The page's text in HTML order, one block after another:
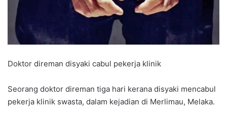
Doktor direman disyaki cabul pekerja klinik
Seorang doktor direman tiga hari kerana disyaki mencabul
pekerja klinik swasta, dalam kejadian di Merlimau, Melaka.